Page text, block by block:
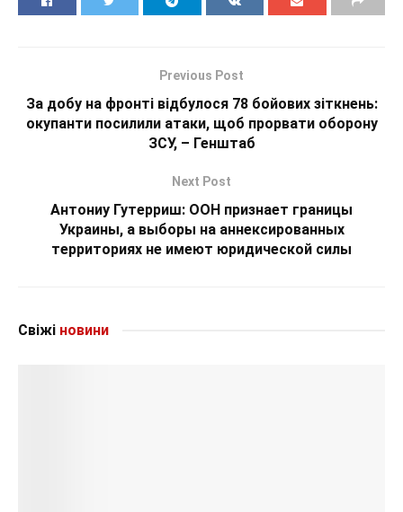
Previous Post
За добу на фронті відбулося 78 бойових зіткнень:
окупанти посилили атаки, щоб прорвати оборону
ЗСУ, – Генштаб
Next Post
Антониу Гутерриш: ООН признает границы
Украины, а выборы на аннексированных
территориях не имеют юридической силы
Свіжі новини